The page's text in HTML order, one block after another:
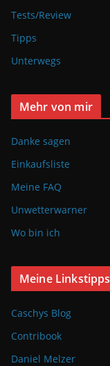
Tests/Review
Tipps
Unterwegs
Mehr von mir
Danke sagen
Einkaufsliste
Meine FAQ
Unwetterwarner
Wo bin ich
Meine Linkstipps
Caschys Blog
Contribook
Daniel Melzer